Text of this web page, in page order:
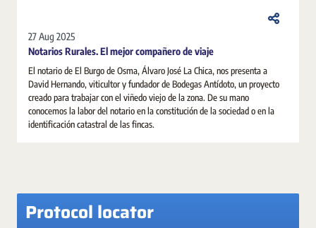
27 Aug 2025
Notarios Rurales. El mejor compañero de viaje
El notario de El Burgo de Osma, Álvaro José La Chica, nos presenta a
David Hernando, viticultor y fundador de Bodegas Antídoto, un proyecto
creado para trabajar con el viñedo viejo de la zona. De su mano
conocemos la labor del notario en la constitución de la sociedad o en la
identificación catastral de las fincas.
Protocol locator